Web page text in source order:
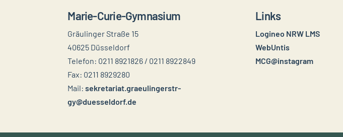
Marie-Curie-Gymnasium
Gräulinger Straße 15
40625 Düsseldorf
Telefon: 0211 8921826 / 0211 8922849
Fax: 0211 8929280
Mail:sekretariat.graeulingerstr-
gy@duesseldorf.de
Links
Logineo NRW LMS
WebUntis
MCG@instagram